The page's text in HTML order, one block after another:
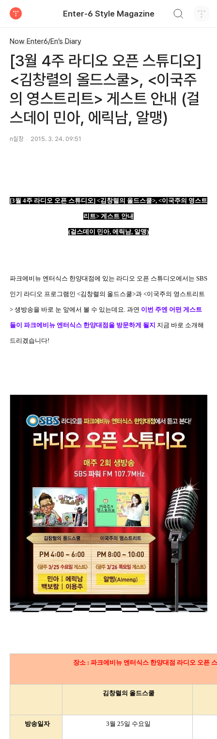
Enter-6 Style Magazine
Now Enter6/En’s Diary
[3월 4주 라디오 오픈 스튜디오]
<김창렬의 올드스쿨>, <이국주
의 영스트리트> 게스트 안내 (걸
스데이 민아, 에릭남, 알맹)
n실장 2015. 3. 24. 09:51
[3월 4주 라디오 오픈 스튜디오] <김창렬의 올드스쿨>, <이국주의 영스트
리트> 게스트 안내
(걸스데이 민아, 에릭남, 알맹)
파크에비뉴 엔터식스 한양대점에 있는 라디오 오픈 스튜디오에서는 SBS
인기 라디오 프로그램인 <김창렬의 올드스쿨>과 <이국주의 영스트리트
> 생방송을 바로 눈 앞에서 볼 수 있는데요. 과연 이번 주엔 어떤 게스트
들이 파크에비뉴 엔터식스 한양대점을 방문하게 될지 지금 바로 소개해
드리겠습니다!
장소 : 파크에비뉴 엔터식스 한양대점 라디오 오픈
김창렬의 올드스쿨
방송일자 3월 25일 수요일